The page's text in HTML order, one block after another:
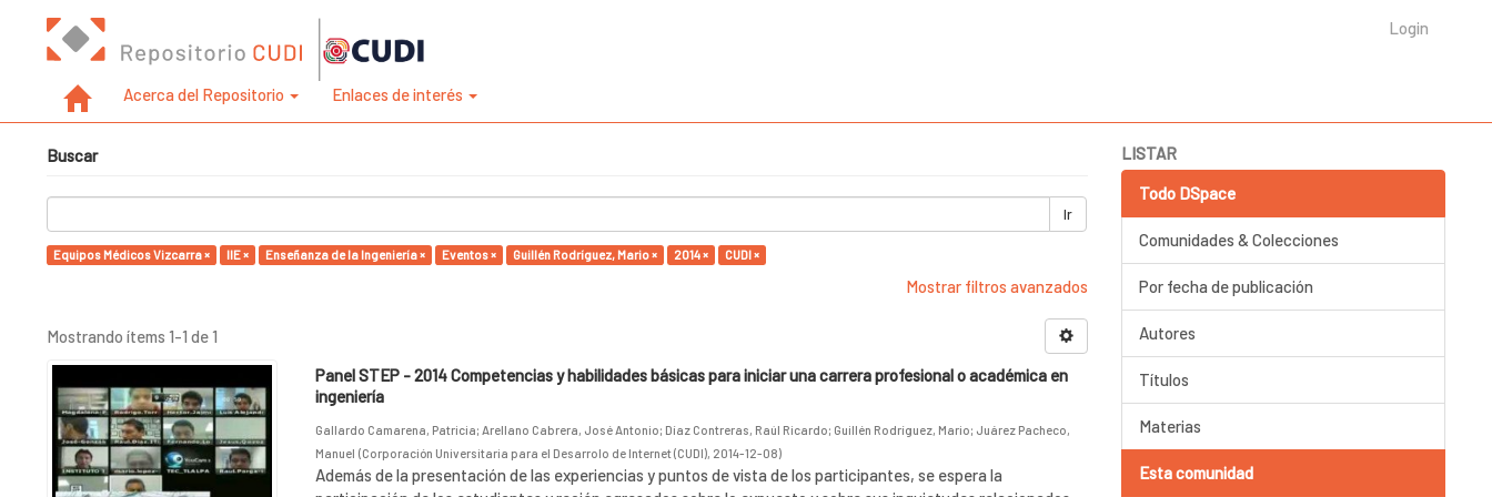
Login
Acerca del Repositorio Enlaces de interés
Buscar
Ir
Equipos Médicos Vizcarra × IIE × Enseñanza de la Ingeniería × Eventos × Guillén Rodríguez, Mario × 2014 × CUDI ×
Mostrar filtros avanzados
Mostrando ítems 1-1 de 1
Panel STEP - 2014 Competencias y habilidades básicas para iniciar una carrera profesional o académica en
ingeniería
Gallardo Camarena, Patricia; Arellano Cabrera, José Antonio; Díaz Contreras, Raúl Ricardo; Guillén Rodríguez, Mario; Juárez Pacheco,
Manuel (Corporación Universitaria para el Desarrolo de Internet (CUDI), 2014-12-08)
Además de la presentación de las experiencias y puntos de vista de los participantes, se espera la
LISTAR
Todo DSpace
Comunidades & Colecciones
Por fecha de publicación
Autores
Títulos
Materias
Esta comunidad